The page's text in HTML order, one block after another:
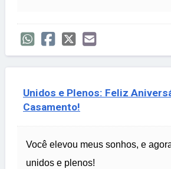
Unidos e Plenos: Feliz
Casamento!
Você elevou meus sonhos, e
unidos e plenos!